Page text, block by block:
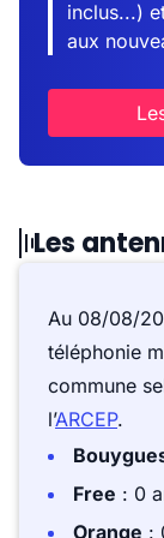
inclus...)
aux
Les
Au 08/08/
téléphonie
commune
l’ARCEP.
Free : 0
Orange :